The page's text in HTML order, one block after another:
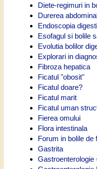
Diete-regimuri in
Durerea
Endoscopia
Esofagul si bolile
Evolutia bolilor
Explorari in
Fibroza hepatica
Ficatul "obosit"
Ficatul doare?
Ficatul marit
Ficatul uman
Fierea omului
Flora intestinala
Forum in bolile de
Gastrita
Gastroenterologie